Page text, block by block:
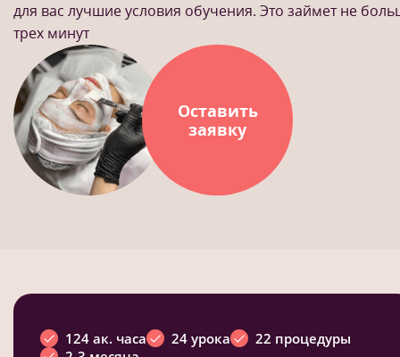
для вас лучшие условия обучения. Это займет не
трех минут
Оставить
заявку
124 ак. часа 24 урока
22 процедуры